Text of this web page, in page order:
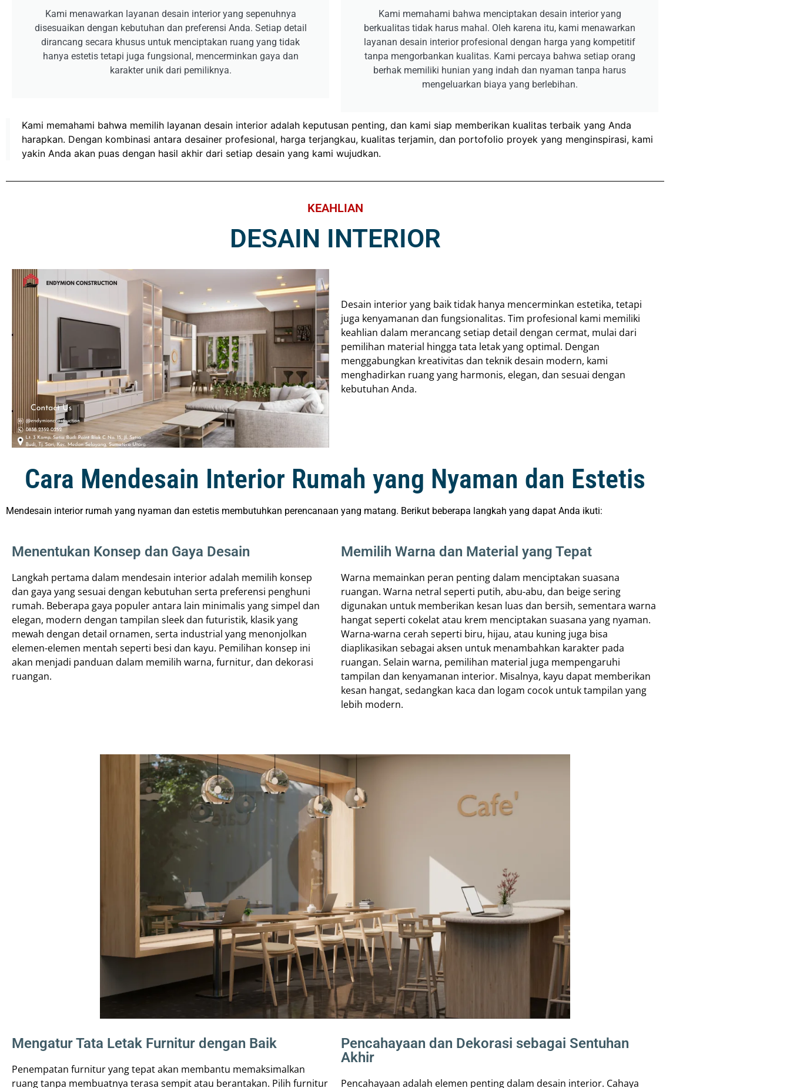
Kami menawarkan layanan desain interior yang sepenuhnya
disesuaikan dengan kebutuhan dan preferensi Anda. Setiap detail
dirancang secara khusus untuk menciptakan ruang yang tidak
hanya estetis tetapi juga fungsional, mencerminkan gaya dan
karakter unik dari pemiliknya.
Kami memahami bahwa menciptakan desain interior yang
berkualitas tidak harus mahal. Oleh karena itu, kami menawarkan
layanan desain interior profesional dengan harga yang kompetitif
tanpa mengorbankan kualitas. Kami percaya bahwa setiap orang
berhak memiliki hunian yang indah dan nyaman tanpa harus
mengeluarkan biaya yang berlebihan.
Kami memahami bahwa memilih layanan desain interior adalah keputusan penting, dan kami siap memberikan kualitas terbaik yang Anda
harapkan. Dengan kombinasi antara desainer profesional, harga terjangkau, kualitas terjamin, dan portofolio proyek yang menginspirasi, kami
yakin Anda akan puas dengan hasil akhir dari setiap desain yang kami wujudkan.
KEAHLIAN
DESAIN INTERIOR
Desain interior yang baik tidak hanya mencerminkan estetika, tetapi
juga kenyamanan dan fungsionalitas. Tim profesional kami memiliki
keahlian dalam merancang setiap detail dengan cermat, mulai dari
pemilihan material hingga tata letak yang optimal. Dengan
menggabungkan kreativitas dan teknik desain modern, kami
menghadirkan ruang yang harmonis, elegan, dan sesuai dengan
kebutuhan Anda.
Cara Mendesain Interior Rumah yang Nyaman dan Estetis
Mendesain interior rumah yang nyaman dan estetis membutuhkan perencanaan yang matang. Berikut beberapa langkah yang dapat Anda ikuti:
Menentukan Konsep dan Gaya Desain
Langkah pertama dalam mendesain interior adalah memilih konsep
dan gaya yang sesuai dengan kebutuhan serta preferensi penghuni
rumah. Beberapa gaya populer antara lain minimalis yang simpel dan
elegan, modern dengan tampilan sleek dan futuristik, klasik yang
mewah dengan detail ornamen, serta industrial yang menonjolkan
elemen-elemen mentah seperti besi dan kayu. Pemilihan konsep ini
akan menjadi panduan dalam memilih warna, furnitur, dan dekorasi
ruangan.
Memilih Warna dan Material yang Tepat
Warna memainkan peran penting dalam menciptakan suasana
ruangan. Warna netral seperti putih, abu-abu, dan beige sering
digunakan untuk memberikan kesan luas dan bersih, sementara warna
hangat seperti cokelat atau krem menciptakan suasana yang nyaman.
Warna-warna cerah seperti biru, hijau, atau kuning juga bisa
diaplikasikan sebagai aksen untuk menambahkan karakter pada
ruangan. Selain warna, pemilihan material juga mempengaruhi
tampilan dan kenyamanan interior. Misalnya, kayu dapat memberikan
kesan hangat, sedangkan kaca dan logam cocok untuk tampilan yang
lebih modern.
Mengatur Tata Letak Furnitur dengan Baik
Penempatan furnitur yang tepat akan membantu memaksimalkan
ruang tanpa membuatnya terasa sempit atau berantakan. Pilih furnitur
Pencahayaan dan Dekorasi sebagai Sentuhan
Akhir
Pencahayaan adalah elemen penting dalam desain interior. Cahaya